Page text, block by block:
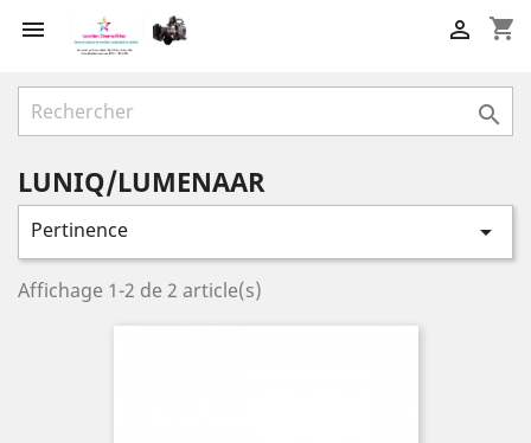
 shopping_cart


LUNIQ/LUMENAAR
Pertinence 
Affichage 1-2 de 2 article(s)